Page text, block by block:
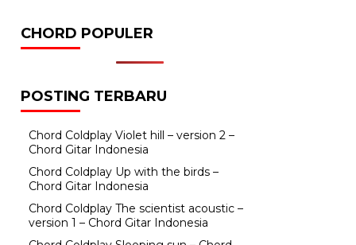
CHORD POPULER
POSTING TERBARU
Chord Coldplay Violet hill – version 2 –
Chord Gitar Indonesia
Chord Coldplay Up with the birds –
Chord Gitar Indonesia
Chord Coldplay The scientist acoustic –
version 1 – Chord Gitar Indonesia